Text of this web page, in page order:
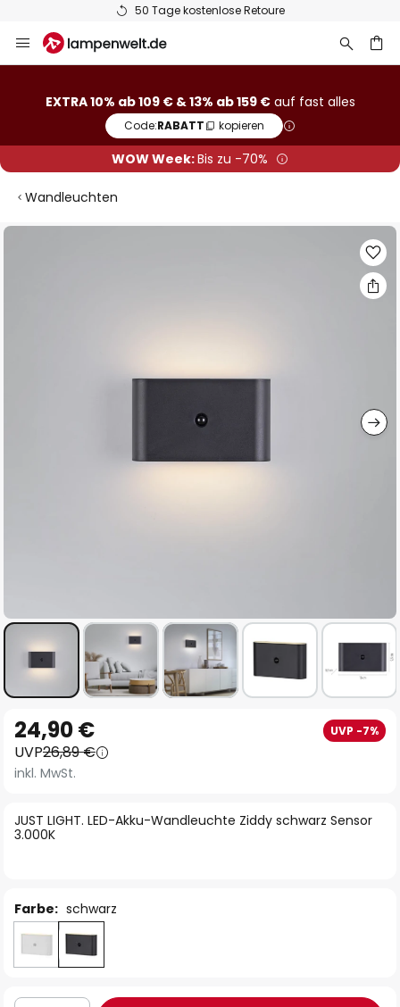
50 Tage kostenlose Retoure
Inhalt
EXTRA 10% ab 109 € & 13% ab 159 €auf fast alles
Code:RABATT kopieren
WOW Week:Bis zu -70%
Wandleuchten
Zum
Anfang
der
Bildgalerie
JUST LIGHT. LED-Akku-Wandleuchte Ziddy schwarz Sensor
3.000K
24,90 € UVP -7%
UVP26,89 €
inkl. MwSt.
Farbe: schwarz